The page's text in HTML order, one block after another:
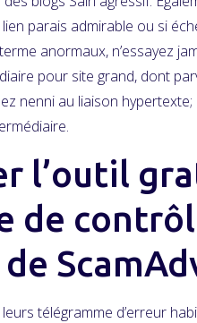
parais admirable ou si
anormaux, n’essayez
pour site grand, dont
nenni au liaison
l’outil
de
télégramme d’erreur